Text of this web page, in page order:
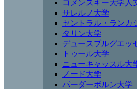
コメンスキー大学人
サレルノ大学
セントラル・ランカ
タリン大学
デュースブルグエッ
トゥール大学
ニューキャッスル大
ノード大学
パーダーボルン大学